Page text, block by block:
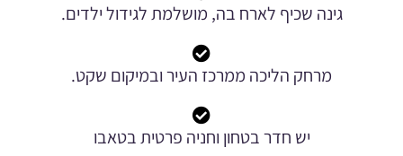
גינה שכיף לארח בה, מושלמת לגידול ילדים.
מרחק הליכה ממרכז העיר ובמיקום שקט.
יש חדר בטחון וחניה פרטית בטאבו